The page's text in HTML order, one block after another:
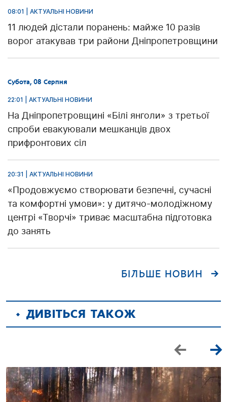
08:01 | АКТУАЛЬНІ НОВИНИ
11 людей дістали поранень: майже 10 разів
ворог атакував три райони Дніпропетровщини
Субота, 08 Серпня
22:01 | АКТУАЛЬНІ НОВИНИ
На Дніпропетровщині «Білі янголи» з третьої
спроби евакуювали мешканців двох
прифронтових сіл
20:31 | АКТУАЛЬНІ НОВИНИ
«Продовжуємо створювати безпечні, сучасні
та комфортні умови»: у дитячо-молодіжному
центрі «Творчі» триває масштабна підготовка
до занять
БІЛЬШЕ НОВИН
ДИВІТЬСЯ ТАКОЖ